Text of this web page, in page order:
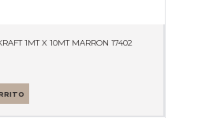
1MT X 10MT MARRON 17402